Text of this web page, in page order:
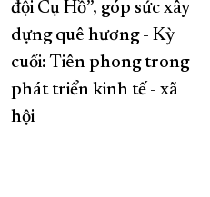
đội Cụ Hồ”, góp sức xây
dựng quê hương - Kỳ
cuối: Tiên phong trong
phát triển kinh tế - xã
hội